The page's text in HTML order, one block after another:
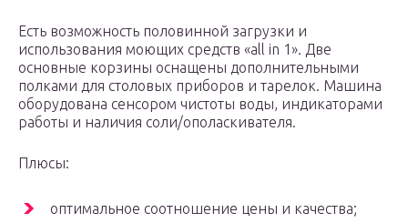
Есть возможность половинной загрузки и
использования моющих средств «all in 1». Две
основные корзины оснащены дополнительными
полками для столовых приборов и тарелок. Машина
оборудована сенсором чистоты воды, индикаторами
работы и наличия соли/ополаскивателя.
Плюсы:
оптимальное соотношение цены и качества;